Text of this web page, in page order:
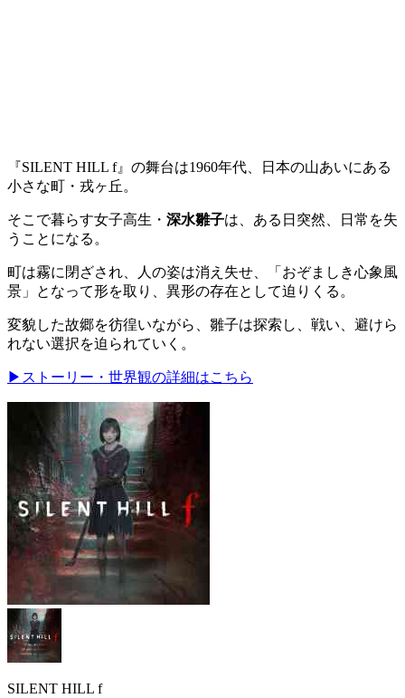
『SILENT HILL f』の舞台は1960年代、日本の山あいにある
小さな町・戎ヶ丘。
そこで暮らす女子高生・ 深水雛子は、ある日突然、日常を失
うことになる。
町は霧に閉ざされ、人の姿は消え失せ、「おぞましき心象風
景」となって形を取り、異形の存在として迫りくる。
変貌した故郷を彷徨いながら、雛子は探索し、戦い、避けら
れない選択を迫られていく。
▶ストーリー・世界観の詳細はこちら
SILENT HILL f